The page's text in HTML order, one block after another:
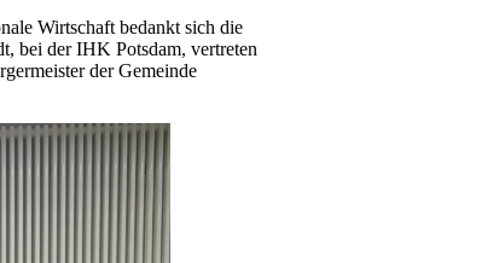
Wirtschaft bedankt sich die
bei der IHK Potsdam, vertreten
der Gemeinde